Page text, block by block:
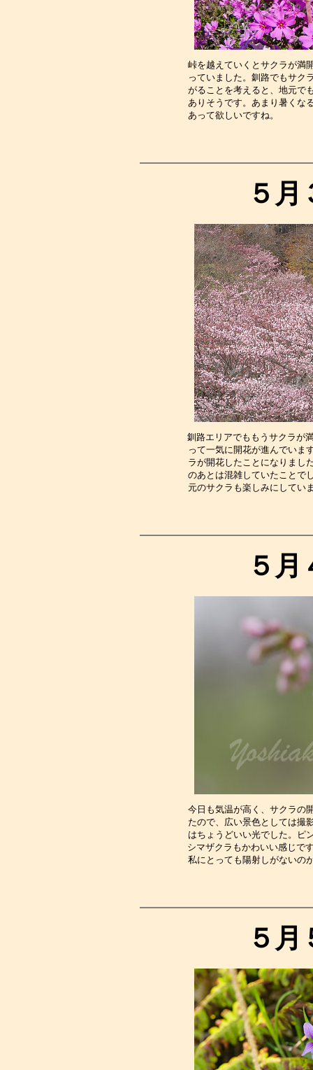
峠を越えていくとサクラが満
っていました。釧路でもサク
がることを考えると、地元で
ありそうです。あまり暑くな
あって
５月
釧路エリアでももうサクラが
って一気に開花が進んでいま
ラが開花したことになりまし
のあとは混雑していたことで
元のサクラも
５月
今日も気温が高く、サクラの
たので、広い景色としては撮
はちょうどいい光でした。ピ
シマザクラもかわいい感じで
私にとっても陽射しが
５月